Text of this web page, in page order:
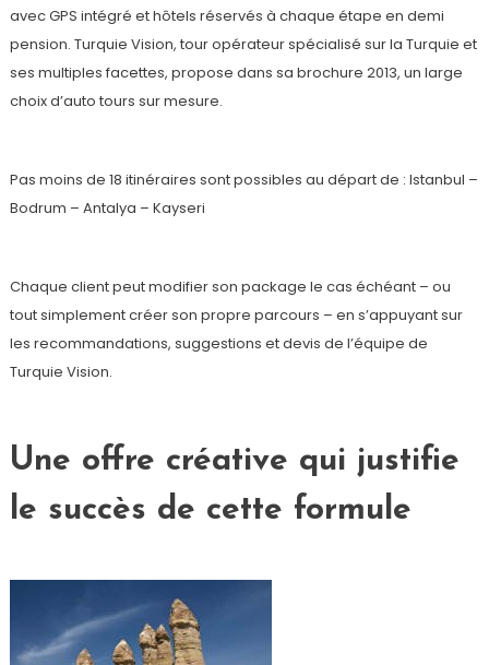
avec GPS intégré et hôtels réservés à chaque étape en demi
pension. Turquie Vision, tour opérateur spécialisé sur la Turquie et
ses multiples facettes, propose dans sa brochure 2013, un large
choix d’auto tours sur mesure.
Pas moins de 18 itinéraires sont possibles au départ de : Istanbul –
Bodrum – Antalya – Kayseri
Chaque client peut modifier son package le cas échéant – ou
tout simplement créer son propre parcours – en s’appuyant sur
les recommandations, suggestions et devis de l’équipe de
Turquie Vision.
Une offre créative qui justifie
le succès de cette formule